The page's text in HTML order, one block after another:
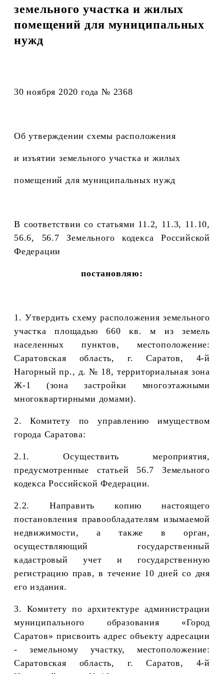
земельного участка и жилых
помещений для муниципальных
нужд
30 ноября 2020 года № 2368
Об утверждении схемы расположения
и изъятии земельного участка и жилых
помещений для муниципальных нужд
В соответствии со статьями 11.2, 11.3, 11.10,
56.6, 56.7 Земельного кодекса Российской
Федерации
постановляю:
1. Утвердить схему расположения земельного
участка площадью 660 кв. м из земель
населенных пунктов, местоположение:
Саратовская область, г. Саратов, 4-й
Нагорный пр., д. № 18, территориальная зона
Ж-1 (зона застройки многоэтажными
многоквартирными домами).
2. Комитету по управлению имуществом
города Саратова:
2.1. Осуществить мероприятия,
предусмотренные статьей 56.7 Земельного
кодекса Российской Федерации.
2.2. Направить копию настоящего
постановления правообладателям изымаемой
недвижимости, а также в орган,
осуществляющий государственный
кадастровый учет и государственную
регистрацию прав,в течение 10 дней со дня
его издания.
3. Комитету по архитектуре администрации
муниципального образования «Город
Саратов» присвоить адрес объекту адресации
- земельному участку, местоположение:
Саратовская область, г. Саратов, 4-й